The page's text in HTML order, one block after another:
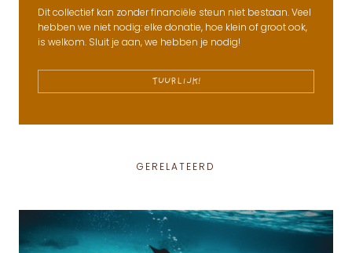
Dit collectief kan zonder financiële steun niet bestaan. Veel
hebben we niet nodig: elke donatie, hoe klein of groot ook,
is welkom. Sluit je aan, we hebben je nodig!
TUURLIJK!
GERELATEERD